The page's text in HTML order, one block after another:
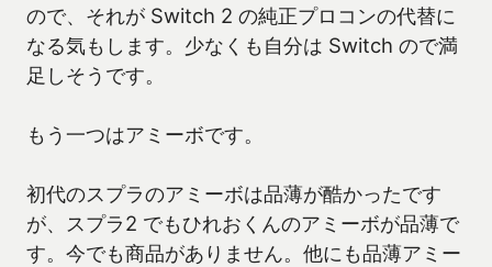
ので、それが Switch 2 の純正プロコンの代替に
なる気もします。少なくも自分は Switch ので満
足しそうです。
もう一つはアミーボです。
初代のスプラのアミーボは品薄が酷かったです
が、スプラ2 でもひれおくんのアミーボが品薄で
す。今でも商品がありません。他にも品薄アミー